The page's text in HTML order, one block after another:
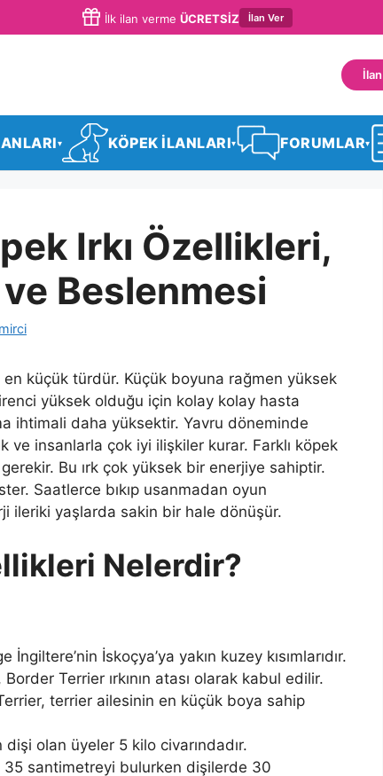
İlk ilan verme ÜCRETSİZ İlan Ver
▾ KÖPEK İLANLARI▾ FORUMLAR▾
Irkı Özellikleri,
ve Beslenmesi
en küçük türdür. Küçük boyuna rağmen yüksek
yüksek olduğu için kolay kolay hasta
ihtimali daha yüksektir. Yavru döneminde
ve insanlarla çok iyi ilişkiler kurar. Farklı köpek
Bu ırk çok yüksek bir enerjiye sahiptir.
Saatlerce bıkıp usanmadan oyun
ileriki yaşlarda sakin bir hale dönüşür.
Nelerdir?
İskoçya’ya yakın kuzey kısımlarıdır.
Terrier ırkının atası olarak kabul edilir.
terrier ailesinin en küçük boya sahip
olan üyeler 5 kilo civarındadır.
35 santimetreyi bulurken dişilerde 30